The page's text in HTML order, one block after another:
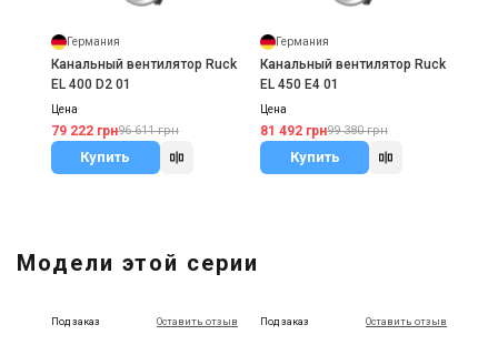
Германия
Канальный вентилятор Ruck
EL 400 D2 01
Цена
79 222 грн96 611 грн
Купить
Германия
Канальный вентилятор Ruck
EL 450 E4 01
Цена
81 492 грн99 380 грн
Купить
Модели этой серии
Под заказ Оставить отзыв Под заказ Оставить отзыв